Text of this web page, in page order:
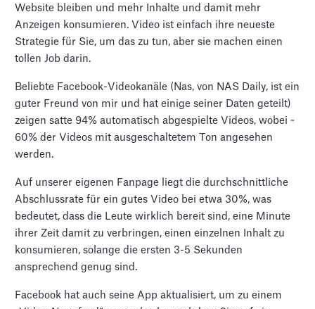
Website bleiben und mehr Inhalte und damit mehr
Anzeigen konsumieren. Video ist einfach ihre neueste
Strategie für Sie, um das zu tun, aber sie machen einen
tollen Job darin.
Beliebte Facebook-Videokanäle (Nas, von NAS Daily, ist ein
guter Freund von mir und hat einige seiner Daten geteilt)
zeigen satte 94% automatisch abgespielte Videos, wobei ~
60% der Videos mit ausgeschaltetem Ton angesehen
werden.
Auf unserer eigenen Fanpage liegt die durchschnittliche
Abschlussrate für ein gutes Video bei etwa 30%, was
bedeutet, dass die Leute wirklich bereit sind, eine Minute
ihrer Zeit damit zu verbringen, einen einzelnen Inhalt zu
konsumieren, solange die ersten 3-5 Sekunden
ansprechend genug sind.
Facebook hat auch seine App aktualisiert, um zu einem